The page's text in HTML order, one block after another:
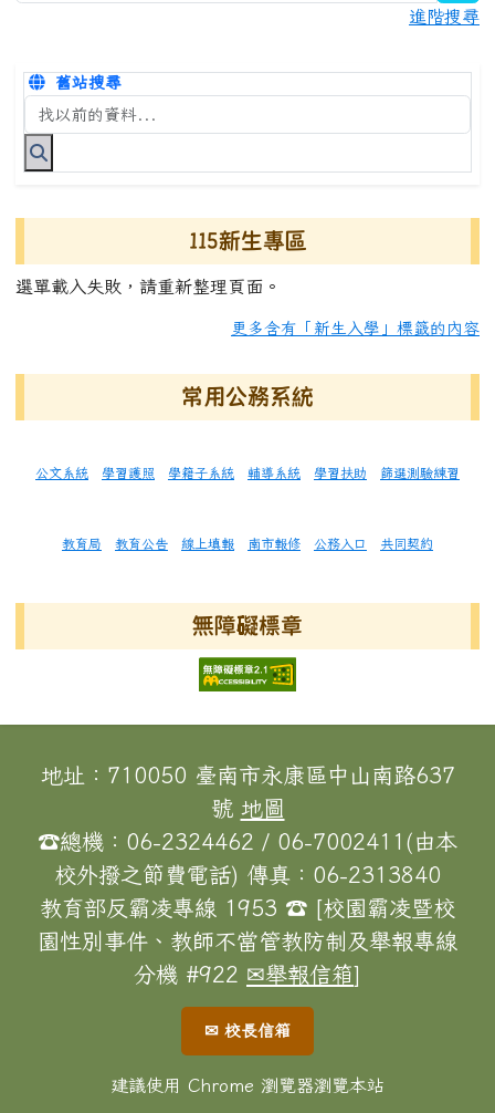
進階搜尋
舊站搜尋
搜尋台南市永康國小全球資訊網關鍵字
115新生專區
選單載入失敗，請重新整理頁面。
更多含有「新生入學」標籤的內容
常用公務系統
公文系統 學習護照 學籍子系統 輔導系統 學習扶助 篩選測驗練習
教育局 教育公告 線上填報 南市報修 公務入口 共同契約
無障礙標章
頁尾區域內容
地址：710050 臺南市永康區中山南路637
號 地圖
☎總機：06-2324462 / 06-7002411(由本
校外撥之節費電話) 傳真：06-2313840
教育部反霸凌專線 1953 ☎ [校園霸凌暨校
園性別事件、教師不當管教防制及舉報專線
分機 #922 ✉舉報信箱]
✉ 校長信箱
建議使用 Chrome 瀏覽器瀏覽本站